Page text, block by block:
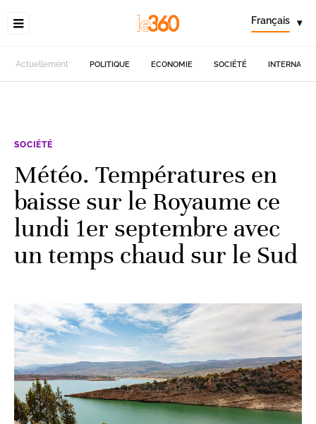
Français ▾
Actuellement POLITIQUE ECONOMIE SOCIÉTÉ
SOCIÉTÉ
Météo. Températures en
baisse sur le Royaume ce
lundi 1er septembre avec
un temps chaud sur le Sud